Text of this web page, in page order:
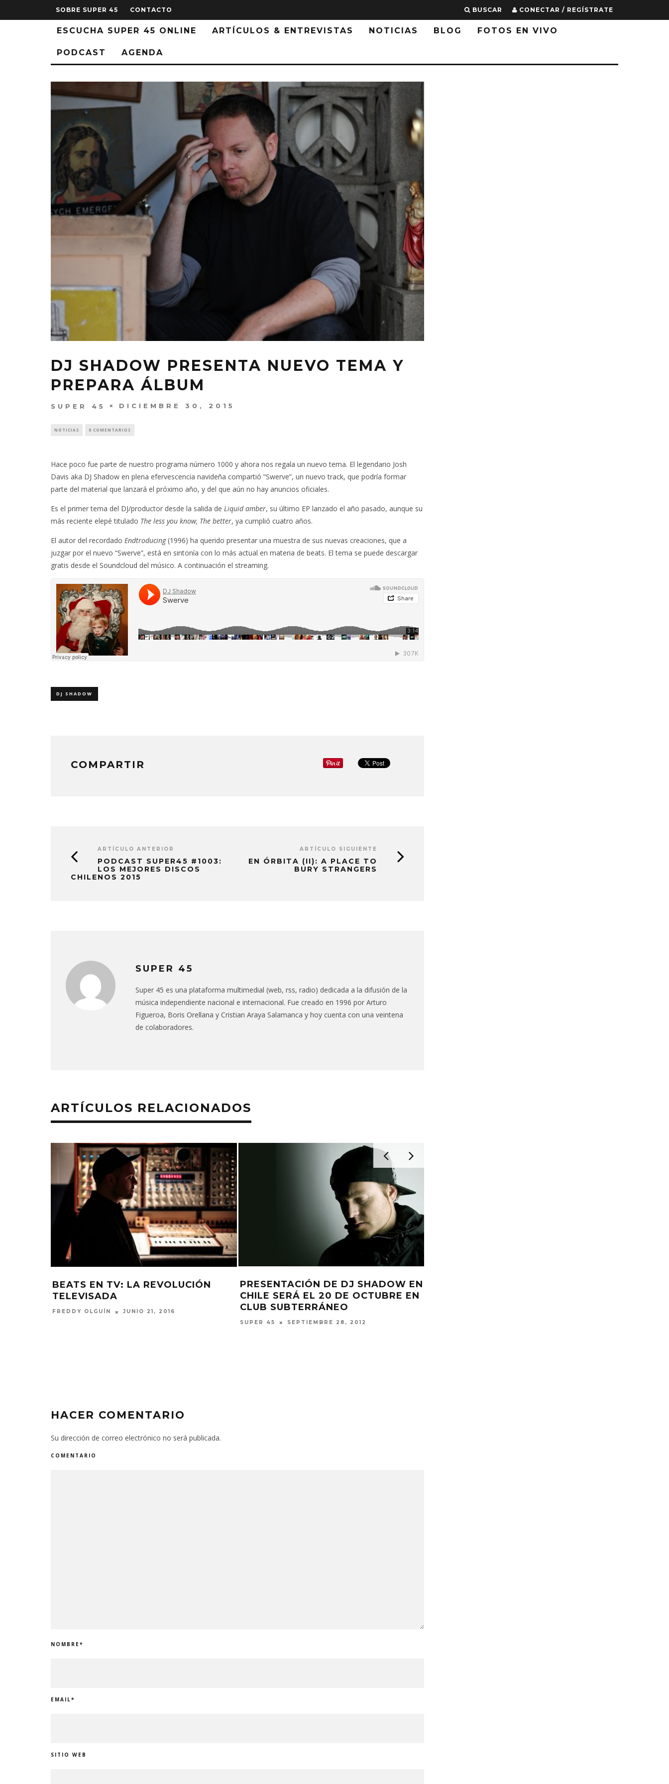
SOBRE SUPER 45 CONTACTO BUSCAR CONECTAR / REGÍSTRATE
ESCUCHA SUPER 45 ONLINE ARTÍCULOS & ENTREVISTAS NOTICIAS BLOG FOTOS EN VIVO
PODCAST AGENDA
DJ SHADOW PRESENTA NUEVO TEMA Y
PREPARA ÁLBUM
SUPER 45 DICIEMBRE 30, 2015
NOTICIAS 0 COMENTARIOS
Hace poco fue parte de nuestro programa número 1000 y ahora nos regala un nuevo tema. El legendario Josh
Davis aka DJ Shadow en plena efervescencia navideña compartió “Swerve”, un nuevo track, que podría formar
parte del material que lanzará el próximo año, y del que aún no hay anuncios oficiales.
Es el primer tema del DJ/productor desde la salida de Liquid amber, su último EP lanzado el año pasado, aunque su
más reciente elepé titulado The less you know, The better, ya cumplió cuatro años.
El autor del recordado Endtroducing(1996) ha querido presentar una muestra de sus nuevas creaciones, que a
juzgar por el nuevo “Swerve”, está en sintonía con lo más actual en materia de beats. El tema se puede descargar
gratis desde el Soundcloud del músico. A continuación el streaming.
DJ SHADOW
COMPARTIR
ARTÍCULO ANTERIOR
PODCAST SUPER45 #1003:
LOS MEJORES DISCOS
CHILENOS 2015
ARTÍCULO SIGUIENTE
EN ÓRBITA (II): A PLACE TO
BURY STRANGERS
SUPER 45
Super 45 es una plataforma multimedial (web, rss, radio) dedicada a la difusión de la
música independiente nacional e internacional. Fue creado en 1996 por Arturo
Figueroa, Boris Orellana y Cristian Araya Salamanca y hoy cuenta con una veintena
de colaboradores.
ARTÍCULOS RELACIONADOS
BEATS EN TV: LA REVOLUCIÓN
TELEVISADA
FREDDY OLGUÍN JUNIO 21, 2016
PRESENTACIÓN DE DJ SHADOW EN
CHILE SERÁ EL 20 DE OCTUBRE EN
CLUB SUBTERRÁNEO
SUPER 45 SEPTIEMBRE 28, 2012
HACER COMENTARIO
Su dirección de correo electrónico no será publicada.
COMENTARIO
NOMBRE*
EMAIL*
SITIO WEB